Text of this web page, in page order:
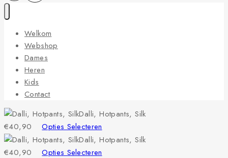
Welkom
Webshop
Dames
Heren
Kids
Contact
Dalli, Hotpants, Silk
€40,90
Opties Selecteren
Dalli, Hotpants, Silk
€40,90 Opties Selecteren